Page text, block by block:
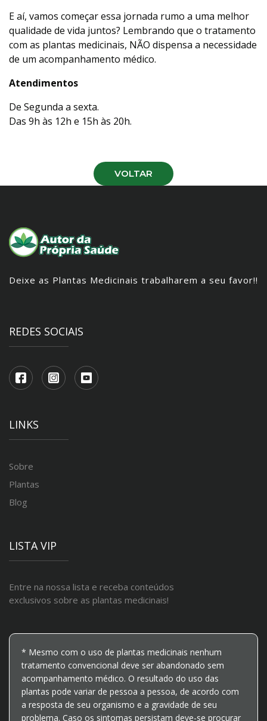
E aí, vamos começar essa jornada rumo a uma melhor
qualidade de vida juntos? Lembrando que o tratamento
com as plantas medicinais, NÃO dispensa a necessidade
de um acompanhamento médico.
Atendimentos
De Segunda a sexta.
Das 9h às 12h e 15h às 20h.
VOLTAR
Deixe as Plantas Medicinais trabalharem a seu favor!!
REDES SOCIAIS
LINKS
Sobre
Plantas
Blog
LISTA VIP
Entre na nossa lista e receba conteúdos
exclusivos sobre as plantas medicinais!
* Mesmo com o uso de plantas medicinais nenhum
tratamento convencional deve ser abandonado sem
acompanhamento médico. O resultado do uso das
plantas pode variar de pessoa a pessoa, de acordo com
a resposta de seu organismo e a gravidade de seu
problema. Caso os sintomas persistam deve-se procurar